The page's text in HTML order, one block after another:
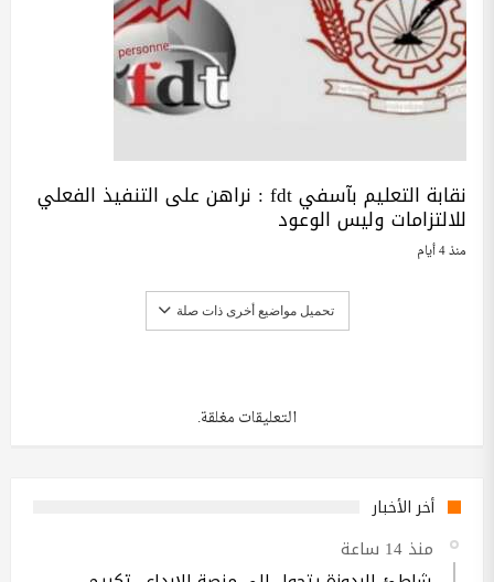
نقابة التعليم بآسفي fdt : نراهن على التنفيذ الفعلي
للالتزامات وليس الوعود
منذ 4 أيام
تحميل مواضيع أخرى ذات صلة
التعليقات مغلقة.
أخر الأخبار
منذ 14 ساعة